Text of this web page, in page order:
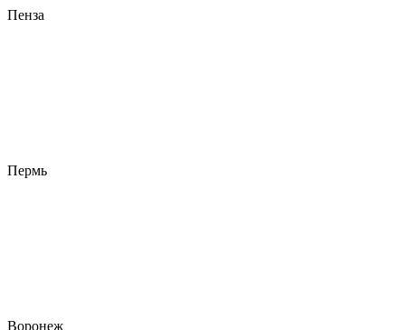
Пенза
Пермь
Воронеж